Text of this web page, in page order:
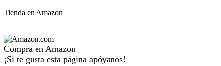
Tienda en Amazon
Compra en Amazon
¡Si te gusta esta página apóyanos!